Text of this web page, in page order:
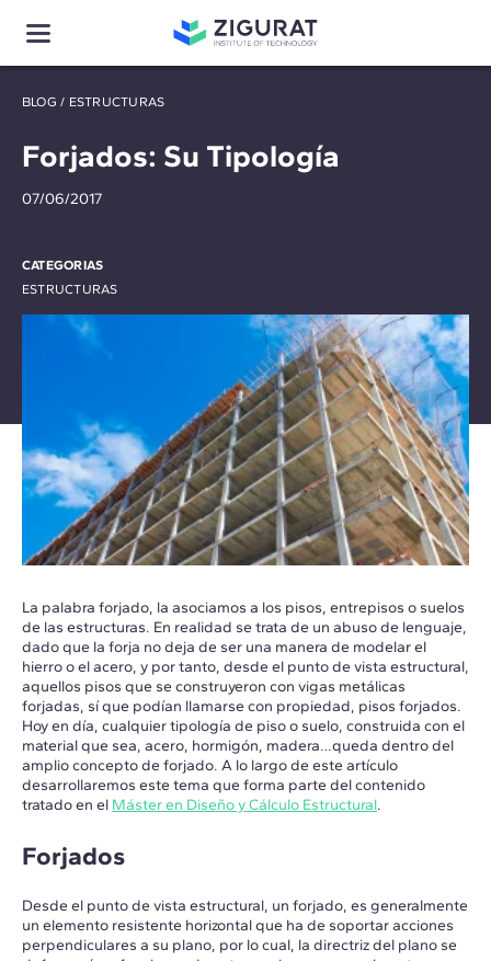
BLOG / ESTRUCTURAS
Forjados: Su Tipología
07/06/2017
CATEGORIAS
ESTRUCTURAS
La palabra forjado, la asociamos a los pisos, entrepisos o suelos
de las estructuras. En realidad se trata de un abuso de lenguaje,
dado que la forja no deja de ser una manera de modelar el
hierro o el acero, y por tanto, desde el punto de vista estructural,
aquellos pisos que se construyeron con vigas metálicas
forjadas, sí que podían llamarse con propiedad, pisos forjados.
Hoy en día, cualquier tipología de piso o suelo, construida con el
material que sea, acero, hormigón, madera…queda dentro del
amplio concepto de forjado. A lo largo de este artículo
desarrollaremos este tema que forma parte del contenido
tratado en el Máster en Diseño y Cálculo Estructural.
Forjados
Desde el punto de vista estructural, un forjado, es generalmente
un elemento resistente horizontal que ha de soportar acciones
perpendiculares a su plano, por lo cual, la directriz del plano se